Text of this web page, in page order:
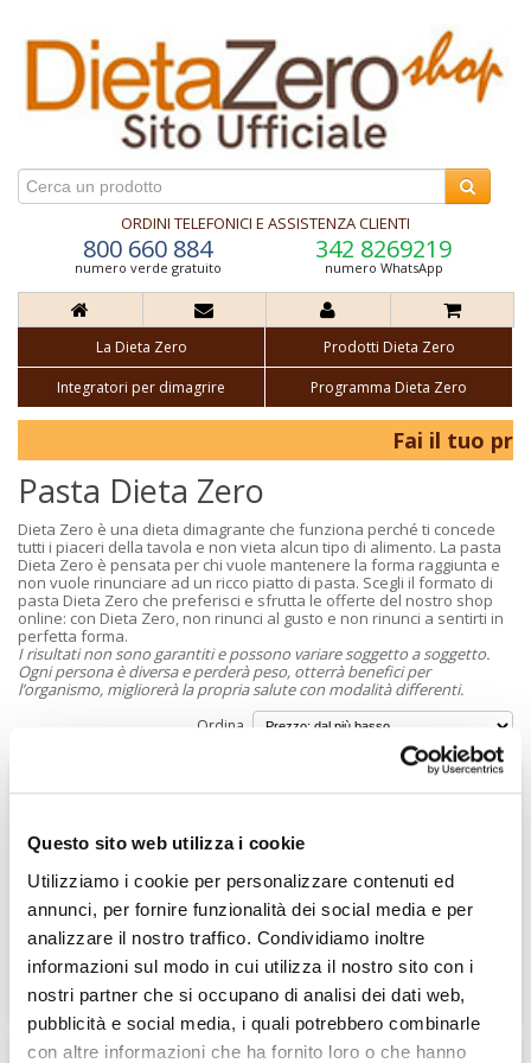
Questo sito web utilizza i cookie
Utilizziamo i cookie per personalizzare contenuti ed
annunci, per fornire funzionalità dei social media e per
analizzare il nostro traffico. Condividiamo inoltre
informazioni sul modo in cui utilizza il nostro sito con i
nostri partner che si occupano di analisi dei dati web,
pubblicità e social media, i quali potrebbero combinarle
con altre informazioni che ha fornito loro o che hanno
ORDINI TELEFONICI E ASSISTENZA CLIENTI
800 660 884
numero verde gratuito
342 8269219
numero WhatsApp
La Dieta Zero
Prodotti Dieta Zero
Integratori per dimagrire
Programma Dieta Zero
Fai il tuo
Pasta Dieta Zero
Dieta Zero è una dieta dimagrante che funziona perché ti concede
tutti i piaceri della tavola e non vieta alcun tipo di alimento. La pasta
Dieta Zero è pensata per chi vuole mantenere la forma raggiunta e
non vuole rinunciare ad un ricco piatto di pasta. Scegli il formato di
pasta Dieta Zero che preferisci e sfrutta le offerte del nostro shop
online: con Dieta Zero, non rinunci al gusto e non rinunci a sentirti in
perfetta forma.
I risultati non sono garantiti e possono variare soggetto a soggetto.
Ogni persona è diversa e perderà peso, otterrà benefici per
l’organismo, migliorerà la propria salute con modalità differenti.
Ordina
20%
Dieta Zero Fusilli - 150
10,89 € 8,71 €
I Fusilli Dieta Zero è un SuperAlimento saziante studiato per perdere
peso senza rinunciare al gusto.
10,89 € 8,71 €